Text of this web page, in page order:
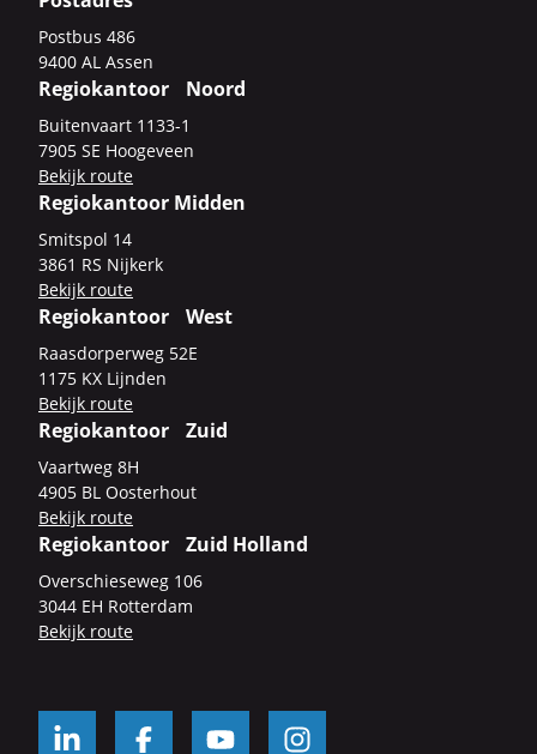
Post­bus 486
9400 AL Assen
Regiokantoor Noord
Bui­ten­vaart 1133-​1
7905 SE Hoo­ge­veen
Be­kijk route
Regiokantoor Midden
Smits­pol 14
3861 RS Nij­kerk
Be­kijk route
Regiokantoor West
Raas­dor­per­weg 52E
1175 KX Lijn­den
Be­kijk route
Regiokantoor Zuid
Vaart­weg 8H
4905 BL Oos­ter­hout
Be­kijk route
Regiokantoor Zuid Holland
Over­schie­se­weg 106
3044 EH Rot­ter­dam
Be­kijk route